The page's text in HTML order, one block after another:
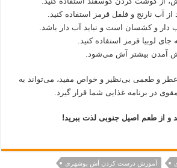
از آب نارنج و فلفل قرمز استفاده کنید.
و کشسان است و نباید آب دار باشد.
جای لوبیا قرمز استفاده کنید.
آمدن بیشتر آش می‌شود.
و طعمی بی‌نظیر و خواص مفید، می‌تواند به
در برنامه غذایی شما قرار گیرد.
و از طعم اصیل جنوبی لذت ببرید!
آموزش درست کردن آش بوشهری